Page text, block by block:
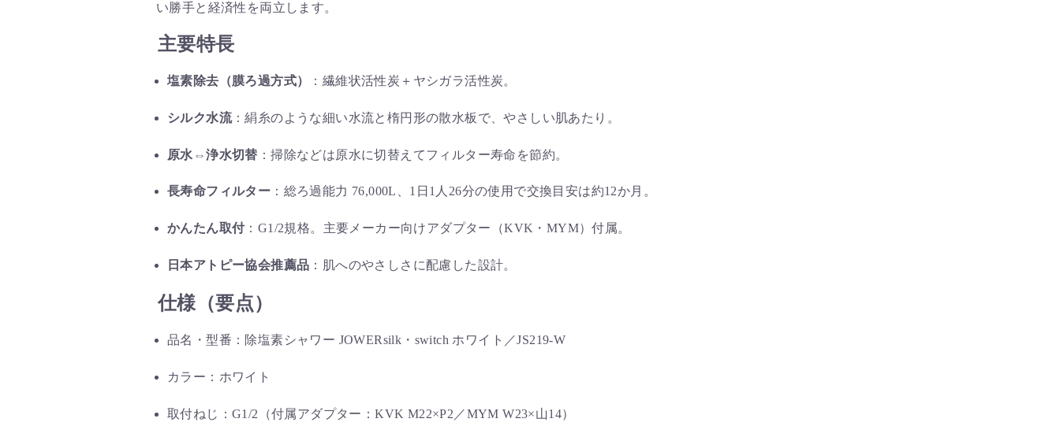
い勝手と経済性を両立します。
主要特長
塩素除去（膜ろ過方式） ：繊維状活性炭＋ヤシガラ活性炭。
シルク水流：絹糸のような細い水流と楕円形の散水板で、やさしい肌あたり。
原水⇔浄水切替 ：掃除などは原水に切替えてフィルター寿命を節約。
長寿命フィルター ：総ろ過能力 76,000L、1日1人26分の使用で交換目安は約12か月。
かんたん取付：G1/2規格。主要メーカー向けアダプター（KVK・MYM）付属。
日本アトピー協会推薦品 ：肌へのやさしさに配慮した設計。
仕様（要点）
品名・型番：除塩素シャワー JOWERsilk・switch ホワイト／JS219-W
カラー：ホワイト
取付ねじ：G1/2（付属アダプター：KVK M22×P2／MYM W23×山14）